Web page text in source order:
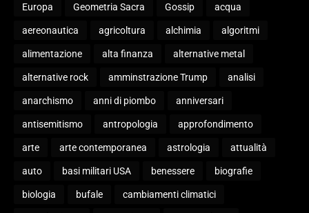
Europa Geometria Sacra Gossip acqua
aereonautica agricoltura alchimia algoritmi
alimentazione alta finanza alternative metal
alternative rock amminstrazione Trump analisi
anarchismo anni di piombo anniversari
antisemitismo antropologia approfondimento
arte arte contemporanea astrologia attualità
auto basi militari USA benessere biografie
biologia bufale cambiamenti climatici